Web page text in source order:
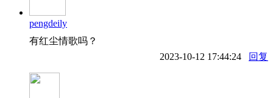
pengdeily
有红尘情歌吗？
2023-10-12 17:44:24
回复